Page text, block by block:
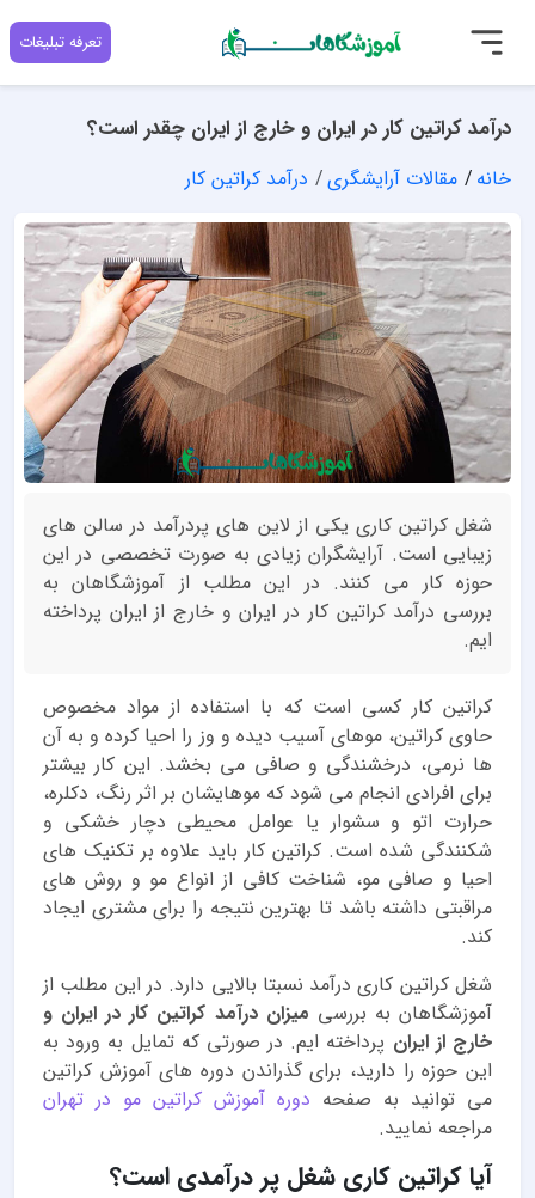
تعرفه تبلیغات
درآمد کراتین کار در ایران و خارج از ایران چقدر است؟
خانه مقالات آرایشگری درآمد کراتین کار
شغل کراتین کاری یکی از لاین های پردرآمد در سالن های
زیبایی است. آرایشگران زیادی به صورت تخصصی در این
حوزه کار می کنند. در این مطلب از آموزشگاهان به
بررسی درآمد کراتین کار در ایران و خارج از ایران پرداخته
ایم.
کراتین کار کسی است که با استفاده از مواد مخصوص
حاوی کراتین، موهای آسیب دیده و وز را احیا کرده و به آن
ها نرمی، درخشندگی و صافی می بخشد. این کار بیشتر
برای افرادی انجام می شود که موهایشان بر اثر رنگ، دکلره،
حرارت اتو و سشوار یا عوامل محیطی دچار خشکی و
شکنندگی شده است. کراتین کار باید علاوه بر تکنیک های
احیا و صافی مو، شناخت کافی از انواع مو و روش های
مراقبتی داشته باشد تا بهترین نتیجه را برای مشتری ایجاد
کند.
شغل کراتین کاری درآمد نسبتا بالایی دارد. در این مطلب از
آموزشگاهان به بررسی میزان درآمد کراتین کار در ایران و
خارج از ایران پرداخته ایم. در صورتی که تمایل به ورود به
این حوزه را دارید، برای گذراندن دوره های آموزش کراتین
می توانید به صفحه دوره آموزش کراتین مو در تهران
مراجعه نمایید.
آیا کراتین کاری شغل پر درآمدی است؟